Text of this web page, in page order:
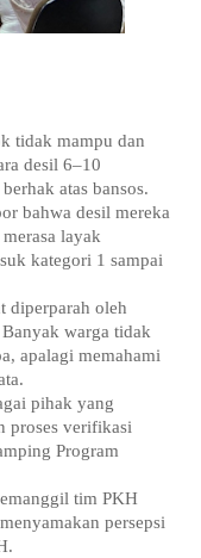
tidak mampu dan
desil 6–10
atas bansos.
bahwa desil mereka
layak
kategori 1 sampai
diperparah oleh
warga tidak
apalagi memahami
pihak yang
proses verifikasi
Program
tim PKH
persepsi